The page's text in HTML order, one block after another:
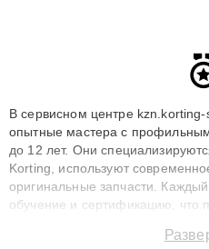
В сервисном центре
опытные мастера с
до 12 лет. Они
Korting, используют
оригинальные запчасти.
обучение и сертификацию, что
сохранением гарантии до 3